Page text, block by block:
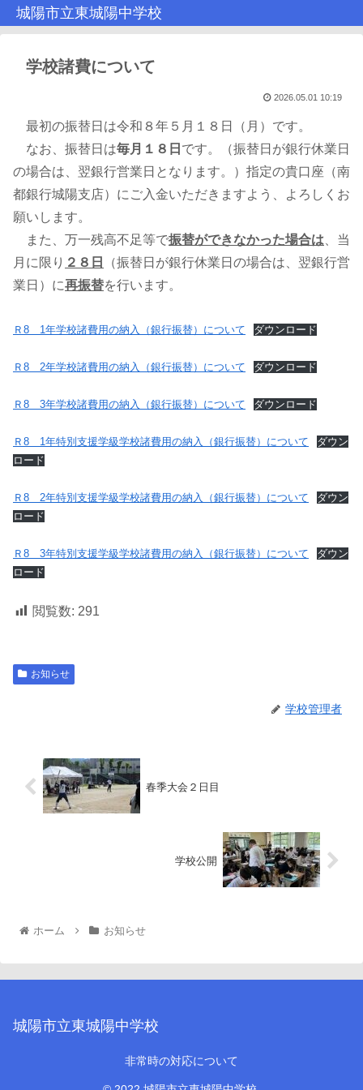
城陽市立東城陽中学校
学校諸費について
2026.05.01 10:19
最初の振替日は令和８年５月１８日（月）です。
なお、振替日は毎月１８日 です。（振替日が銀行休業日
の場合は、翌銀行営業日となります。）指定の貴口座（南
都銀行城陽支店）にご入金いただきますよう、よろしくお
願いします。
また、万一残高不足等で振替ができなかった場合は 、当
月に限り ２８日
（振替日が銀行休業日の場合は、翌銀行営
業日）に再振替を行います。
Ｒ8 1年学校諸費用の納入（銀行振替）について ダウンロード
Ｒ8 2年学校諸費用の納入（銀行振替）について ダウンロード
Ｒ8 3年学校諸費用の納入（銀行振替）について ダウンロード
Ｒ8 1年特別支援学級学校諸費用の納入（銀行振替）について
ダウン
ロード
Ｒ8 2年特別支援学級学校諸費用の納入（銀行振替）について
ダウン
ロード
Ｒ8 3年特別支援学級学校諸費用の納入（銀行振替）について
ダウン
ロード
閲覧数: 291
お知らせ
学校管理者
春季大会２日目
学校公開
ホーム お知らせ
城陽市立東城陽中学校
非常時の対応について